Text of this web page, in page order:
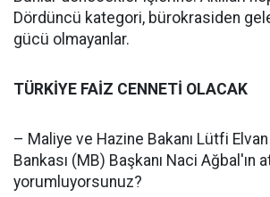
Dördüncü kategori, bürokrasiden
gücü olmayanlar.
TÜRKİYE FAİZ CENNETİ OLACAK
– Maliye ve Hazine Bakanı Lütfi
Bankası (MB) Başkanı Naci Ağbal'ın
yorumluyorsunuz?